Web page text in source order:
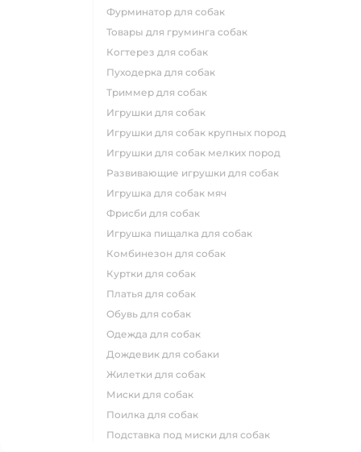
фурминатор для собак
товары для груминга собак
когтерез для собак
пуходерка для собак
триммер для собак
игрушки для собак
игрушки для собак крупных пород
игрушки для собак мелких пород
развивающие игрушки для собак
игрушка для собак мяч
фрисби для собак
игрушка пищалка для собак
комбинезон для собак
куртки для собак
платья для собак
обувь для собак
одежда для собак
дождевик для собаки
жилетки для собак
миски для собак
поилка для собак
подставка под миски для собак